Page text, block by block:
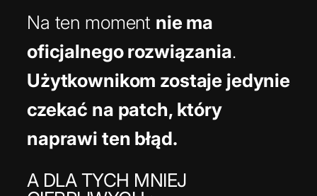
Na ten moment nie ma
oficjalnego rozwiązania.
Użytkownikom zostaje jedynie
czekać na patch, który
naprawi ten błąd.
A DLA TYCH MNIEJ